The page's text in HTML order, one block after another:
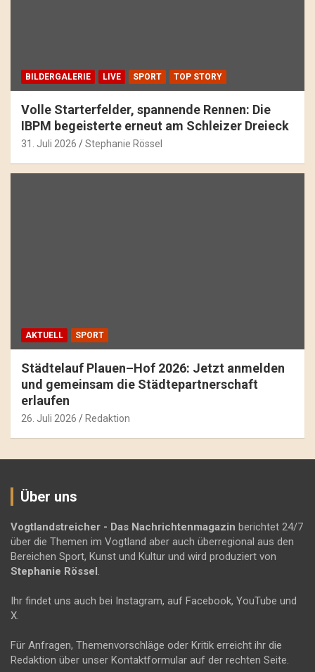
BILDERGALERIE LIVE SPORT TOP STORY
Volle Starterfelder, spannende Rennen: Die
IBPM begeisterte erneut am Schleizer Dreieck
31. Juli 2026 Stephanie Rössel
AKTUELL SPORT
Städtelauf Plauen–Hof 2026: Jetzt anmelden
und gemeinsam die Städtepartnerschaft
erlaufen
26. Juli 2026 Redaktion
Über uns
Vogtlandstreicher - Das Nachrichtenmagazin berichtet 24/7
über die Themen im Vogtland aber auch überregional aus den
Bereichen Sport, Kunst und Kultur und wird produziert von
Stephanie Rössel .
Ihr findet uns auch bei Instagram, auf Facebook, YouTube und
X.
Für Anfragen, Themenvorschläge oder Kritik erreicht ihr die
Redaktion über unser Kontaktformular auf der rechten Seite.